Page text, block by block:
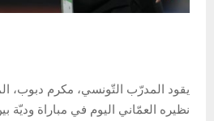
يقود المدرّب التّونسي، مكرم دبوب،
نظيره العمّاني اليوم في مباراة وديّة